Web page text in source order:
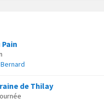
de Thilay